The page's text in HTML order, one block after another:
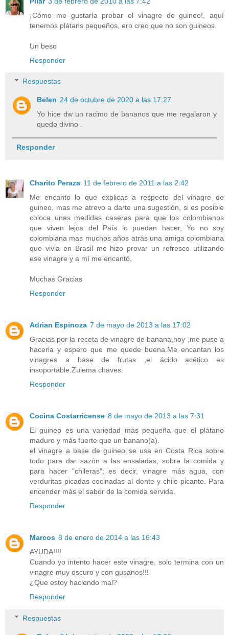
¡Cómo me gustaría probar el vinagre de guineo!, aquí
tenemos plátans pequeños, ero creo que no son guineos.
Un beso
Responder
Respuestas
Belen 24 de octubre de 2020 a las 17:27
Yo hice dw un racimo de bananos que me regalaron y
quedo divino .
Responder
Charito Peraza 11 de febrero de 2011 a las 2:42
Me encanto lo que explicas a respecto del vinagre de
guineo, mas me atrevo a darte una sugestión, si es posible
coloca unas medidas caseras para que los colombianos
que viven lejos del País lo puedan hacer, Yo no soy
colombiana mas muchos años atrás una amiga colombiana
que vivia en Brasil me hizo provar un refresco utilizando
ese vinagre y a mí me encantó,
Muchas Gracias
Responder
Adrian Espinoza 7 de mayo de 2013 a las 17:02
Gracias por la receta de vinagre de banana,hoy ,me puse a
hacerla y espero que me quede buena.Me encantan los
vinagres a base de frutas ,el ácido acético es
insoportable.Zulema chaves.
Responder
Cocina Costarricense 8 de mayo de 2013 a las 7:31
El guineo es una variedad más pequeña que el plátano
maduro y más fuerte que un banano(a).
el vinagre a base de guineo se usa en Costa Rica sobre
todo para dar sazón a las ensaladas, sobre la comida y
para hacer "chileras"; es decir, vinagre más agua, con
verduritas picadas cocinadas al dente y chile picante. Para
encender más el sabor de la comida servida.
Responder
Marcos 8 de enero de 2014 a las 16:43
AYUDA!!!!
Cuando yo intento hacer este vinagre, solo termina con un
vinagre muy oscuro y con gusanos!!!
¿Que estoy haciendo mal?
Responder
Respuestas